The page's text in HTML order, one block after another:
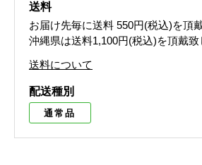
送料
お届け先毎に送料 550円(税込)を頂
沖縄県は送料1,100円(税込)を頂戴致
送料について
配送種別
通常品